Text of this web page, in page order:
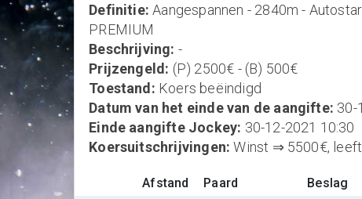
Definitie: Aangespannen - 2840m -
PREMIUM
Beschrijving: -
Prijzengeld: (P) 2500€ - (B) 500€
Toestand: Koers beëindigd
Datum van het einde van de aangifte: 30-
Einde aangifte Jockey: 30-12-2021 10:30
Koersuitschrijvingen:Winst ⇒ 5500€,
Afstand Paard Beslag